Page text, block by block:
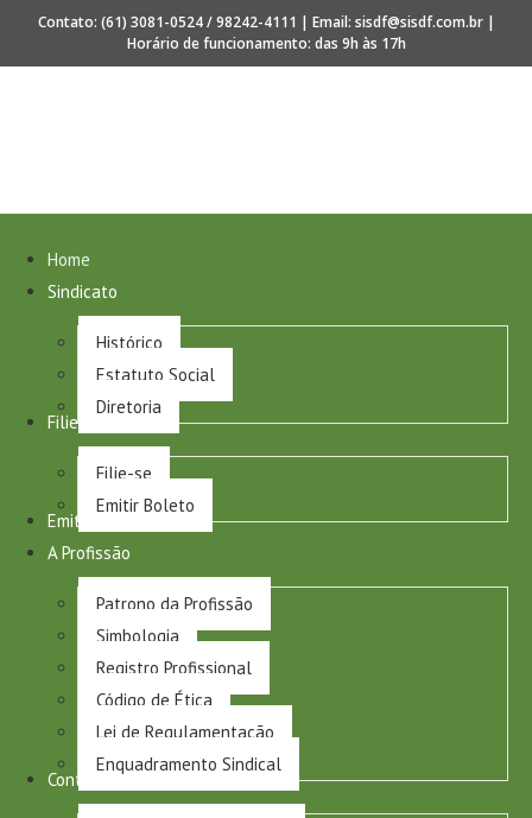
Contato: (61) 3081-0524 / 98242-4111 | Email: sisdf@sisdf.com.br |
Horário de funcionamento: das 9h às 17h
Home
Sindicato
Histórico
Estatuto Social
Diretoria
Filie-se
Filie-se
Emitir Boleto
Emitir Boleto
A Profissão
Patrono da Profissão
Simbologia
Registro Profissional
Código de Ética
Lei de Regulamentação
Enquadramento Sindical
Contribuições